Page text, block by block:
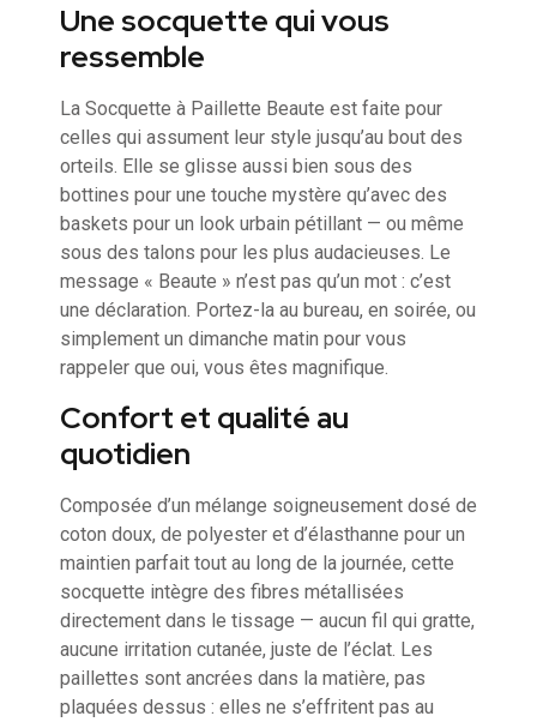
Une socquette qui vous
ressemble
La Socquette à Paillette Beaute est faite pour
celles qui assument leur style jusqu’au bout des
orteils. Elle se glisse aussi bien sous des
bottines pour une touche mystère qu’avec des
baskets pour un look urbain pétillant — ou même
sous des talons pour les plus audacieuses. Le
message « Beaute » n’est pas qu’un mot : c’est
une déclaration. Portez-la au bureau, en soirée, ou
simplement un dimanche matin pour vous
rappeler que oui, vous êtes magnifique.
Confort et qualité au
quotidien
Composée d’un mélange soigneusement dosé de
coton doux, de polyester et d’élasthanne pour un
maintien parfait tout au long de la journée, cette
socquette intègre des fibres métallisées
directement dans le tissage — aucun fil qui gratte,
aucune irritation cutanée, juste de l’éclat. Les
paillettes sont ancrées dans la matière, pas
plaquées dessus : elles ne s’effritent pas au